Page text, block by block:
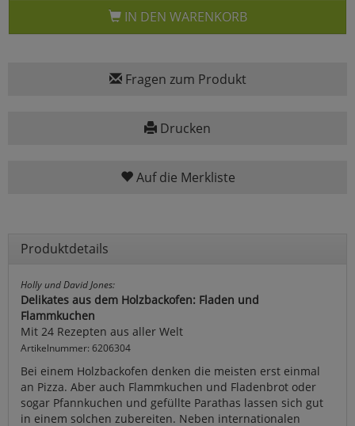
IN DEN WARENKORB
Fragen zum Produkt
Drucken
Auf die Merkliste
Produktdetails
Holly und David Jones:
Delikates aus dem Holzbackofen: Fladen und
Flammkuchen
Mit 24 Rezepten aus aller Welt
Artikelnummer: 6206304
Bei einem Holzbackofen denken die meisten erst einmal
an Pizza. Aber auch Flammkuchen und Fladenbrot oder
sogar Pfannkuchen und gefüllte Parathas lassen sich gut
in einem solchen zubereiten. Neben internationalen